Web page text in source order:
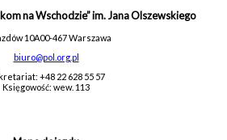
na Wschodzie” im. Jana Olszewskiego
10A00-467 Warszawa
biuro@pol.org.pl
+48 22 628 55 57
Księgowość: wew. 113